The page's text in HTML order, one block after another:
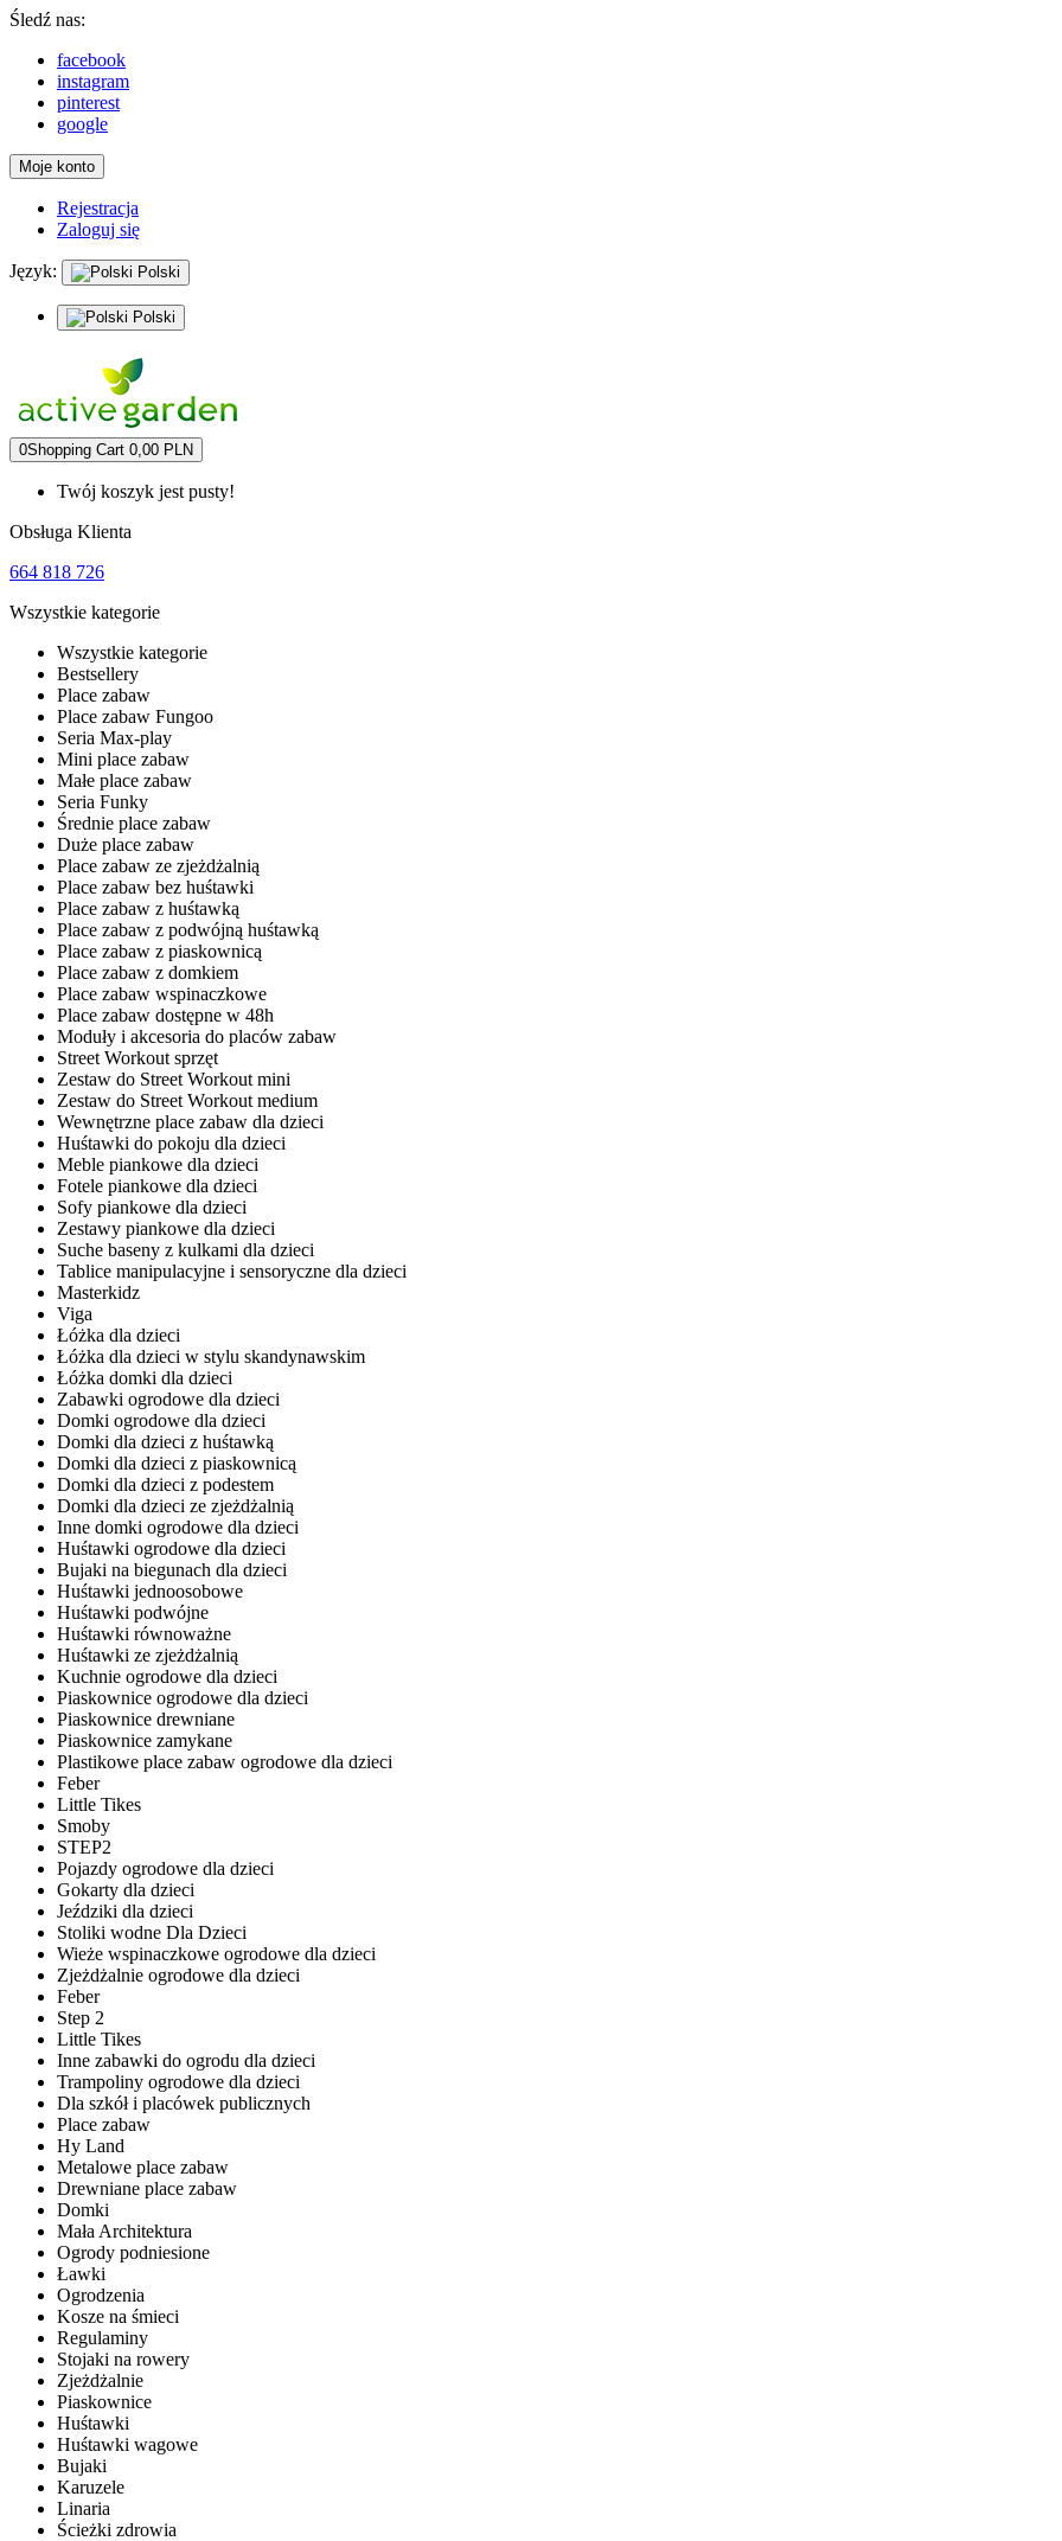
Śledź nas:
facebook
instagram
pinterest
google
Moje konto
Rejestracja
Zaloguj się
Język: Polski
Polski
0Shopping Cart 0,00 PLN
Twój koszyk jest pusty!
Obsługa Klienta
664 818 726
Wszystkie kategorie
Wszystkie kategorie
Bestsellery
Place zabaw
Place zabaw Fungoo
Seria Max-play
Mini place zabaw
Małe place zabaw
Seria Funky
Średnie place zabaw
Duże place zabaw
Place zabaw ze zjeżdżalnią
Place zabaw bez huśtawki
Place zabaw z huśtawką
Place zabaw z podwójną huśtawką
Place zabaw z piaskownicą
Place zabaw z domkiem
Place zabaw wspinaczkowe
Place zabaw dostępne w 48h
Moduły i akcesoria do placów zabaw
Street Workout sprzęt
Zestaw do Street Workout mini
Zestaw do Street Workout medium
Wewnętrzne place zabaw dla dzieci
Huśtawki do pokoju dla dzieci
Meble piankowe dla dzieci
Fotele piankowe dla dzieci
Sofy piankowe dla dzieci
Zestawy piankowe dla dzieci
Suche baseny z kulkami dla dzieci
Tablice manipulacyjne i sensoryczne dla dzieci
Masterkidz
Viga
Łóżka dla dzieci
Łóżka dla dzieci w stylu skandynawskim
Łóżka domki dla dzieci
Zabawki ogrodowe dla dzieci
Domki ogrodowe dla dzieci
Domki dla dzieci z huśtawką
Domki dla dzieci z piaskownicą
Domki dla dzieci z podestem
Domki dla dzieci ze zjeżdżalnią
Inne domki ogrodowe dla dzieci
Huśtawki ogrodowe dla dzieci
Bujaki na biegunach dla dzieci
Huśtawki jednoosobowe
Huśtawki podwójne
Huśtawki równoważne
Huśtawki ze zjeżdżalnią
Kuchnie ogrodowe dla dzieci
Piaskownice ogrodowe dla dzieci
Piaskownice drewniane
Piaskownice zamykane
Plastikowe place zabaw ogrodowe dla dzieci
Feber
Little Tikes
Smoby
STEP2
Pojazdy ogrodowe dla dzieci
Gokarty dla dzieci
Jeździki dla dzieci
Stoliki wodne Dla Dzieci
Wieże wspinaczkowe ogrodowe dla dzieci
Zjeżdżalnie ogrodowe dla dzieci
Feber
Step 2
Little Tikes
Inne zabawki do ogrodu dla dzieci
Trampoliny ogrodowe dla dzieci
Dla szkół i placówek publicznych
Place zabaw
Hy Land
Metalowe place zabaw
Drewniane place zabaw
Domki
Mała Architektura
Ogrody podniesione
Ławki
Ogrodzenia
Kosze na śmieci
Regulaminy
Stojaki na rowery
Zjeżdżalnie
Piaskownice
Huśtawki
Huśtawki wagowe
Bujaki
Karuzele
Linaria
Ścieżki zdrowia